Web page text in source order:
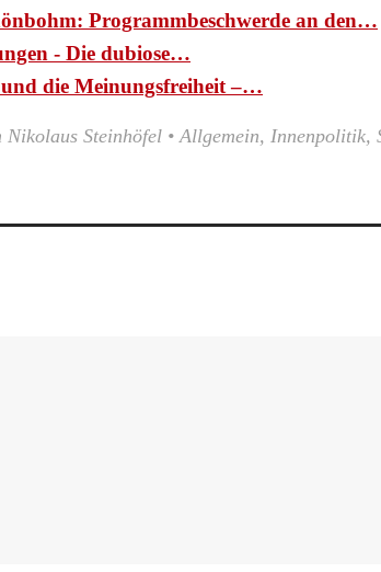
Programmbeschwerde an den…
- Die dubiose…
die Meinungsfreiheit –…
Nikolaus Steinhöfel •Allgemein, Innenpolitik,